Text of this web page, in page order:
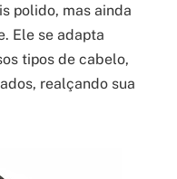
polido, mas ainda
Ele se adapta
tipos de cabelo,
realçando sua